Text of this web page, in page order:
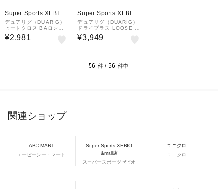
Super Sports XEBIO
&mall店
デュアリグ（DUARIG）
ヒートクロス BAロング
タイツ 5F0006-AHET-7
86ES BLK
¥2,981
Super Sports XEBIO
&mall店
デュアリグ（DUARIG）
ドライプラス LOOSE モ
ックネック 長袖シャツ 5
S0010-AHET-786TNR
¥3,949
56 件 / 56 件中
関連ショップ
ABC-MART
エービーシー・マート
Super Sports XEBIO
&mall店
スーパースポーツゼビオ
ユニクロ
ユニクロ